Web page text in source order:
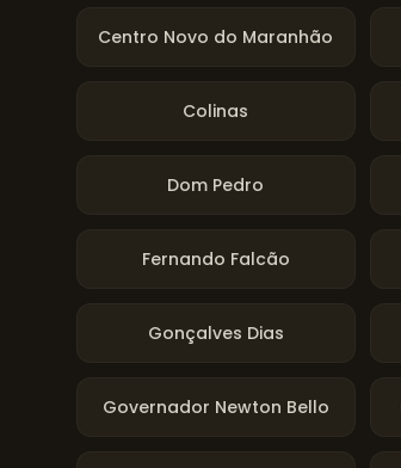
Centro Novo do Maranhão
Colinas
Dom Pedro
Fernando Falcão
Gonçalves Dias
Governador Newton Bello